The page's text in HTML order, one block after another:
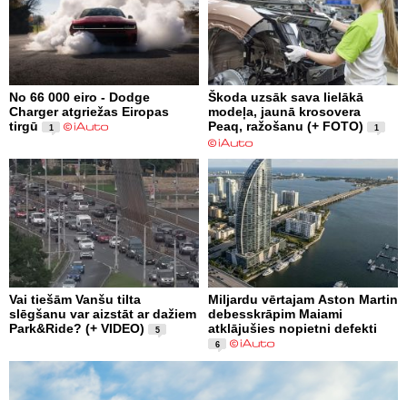
No 66 000 eiro - Dodge
Charger atgriežas Eiropas
tirgū
1
Škoda uzsāk sava lielākā
modeļa, jaunā krosovera
Peaq, ražošanu (+ FOTO)
1
Vai tiešām Vanšu tilta
slēgšanu var aizstāt ar dažiem
Park&Ride? (+ VIDEO)
5
Miljardu vērtajam Aston Martin
debesskrāpim Maiami
atklājušies nopietni defekti
6